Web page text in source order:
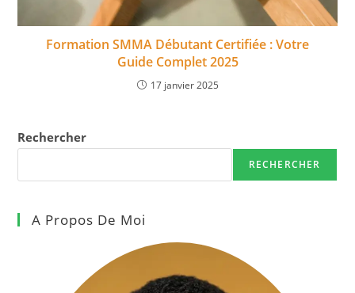
Formation SMMA Débutant Certifiée : Votre
Guide Complet 2025
17 janvier 2025
Rechercher
RECHERCHER
A Propos De Moi